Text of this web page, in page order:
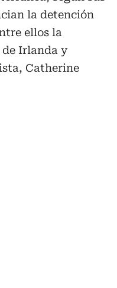
la detención
ellos la
de Irlanda y
Catherine